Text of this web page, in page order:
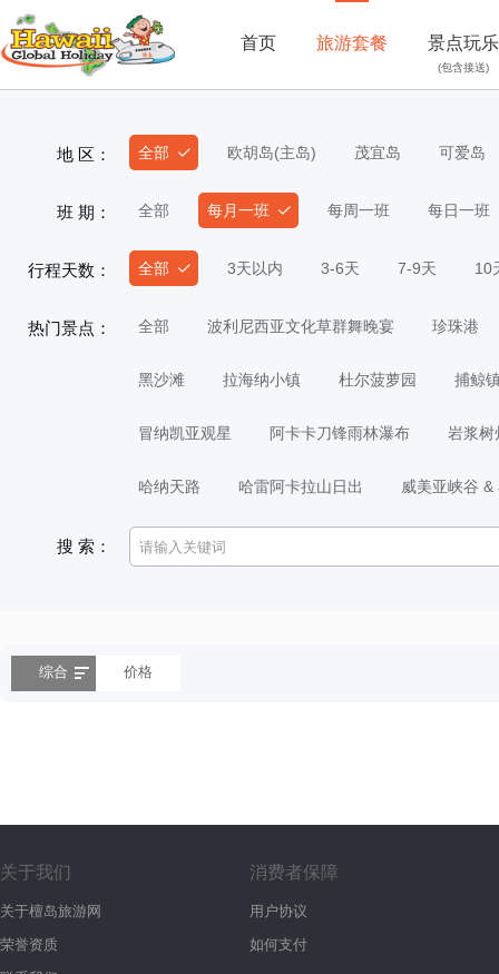
首页 旅游套餐 景点玩乐
(包含接送)
地 区： 全部 欧胡岛(主岛) 茂宜岛 可爱岛
班 期： 全部 每月一班 每周一班 每日一班
行程天数： 全部 3天以内 3-6天 7-9天 10
热门景点： 全部 波利尼西亚文化草群舞晚宴 珍珠港
黑沙滩 拉海纳小镇 杜尔菠萝园 捕鲸
冒纳凯亚观星 阿卡卡刀锋雨林瀑布 岩浆树
哈纳天路 哈雷阿卡拉山日出 威美亚峡谷 &
搜 索：
综合 价格
关于我们
关于檀岛旅游网
荣誉资质
消费者保障
用户协议
如何支付